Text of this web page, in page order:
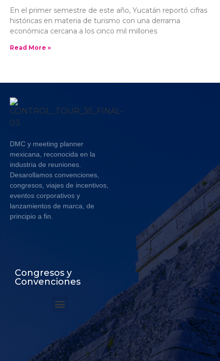
En el primer semestre de este año, Yucatán reportó cifras
históricas en materia de turismo con una derrama
económica cercana a los cinco mil millones
Read More »
DMC y meeting planner
mexicana, reconocida en la
industria de reuniones.
Desarollamos convenciones,
congresos, viajes de incentivos,
eventos corporativos y
lanzamientos de marca, de
principio a fin.
Congresos y
Convenciones